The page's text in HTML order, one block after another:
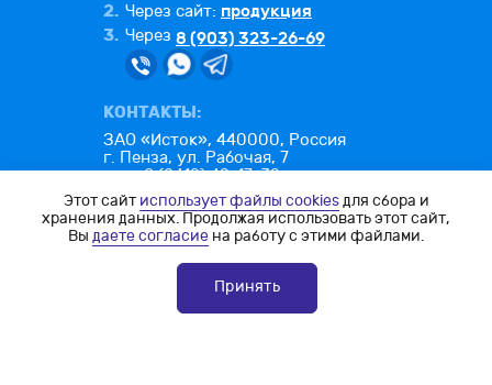
2. Через сайт: продукция
3. Через 8 (903) 323-26-69
КОНТАКТЫ:
ЗАО «Исток», 440000, Россия
г. Пенза, ул. Рабочая, 7
тел.: 8 (8412) 49-17-32
факс: 8 (8412) 49-26-25
e-mail:office@istok-penza.ru
Политика конфиденциальности
Согласие на обработку ПД
Этот сайт использует файлы cookiesдля сбора и
хранения данных. Продолжая использовать этот сайт,
Вы даете согласие на работу с этими файлами.
Принять